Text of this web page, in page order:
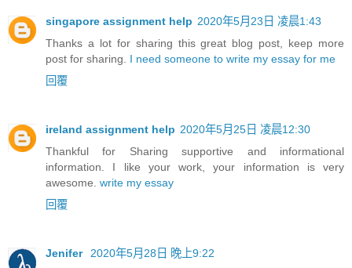
singapore assignment help 2020年5月23日 凌晨1:43
Thanks a lot for sharing this great blog post, keep more
post for sharing. I need someone to write my essay for me
回覆
ireland assignment help 2020年5月25日 凌晨12:30
Thankful for Sharing supportive and informational
information. I like your work, your information is very
awesome. write my essay
回覆
Jenifer
2020年5月28日 晚上9:22